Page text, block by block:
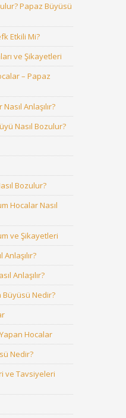
Papaz Büyüsü
Etkili Mi?
ve Şikayetleri
– Papaz
Anlaşılır?
Nasıl Bozulur?
Bozulur?
Hocalar Nasıl
ve Şikayetleri
Anlaşılır?
Büyüsü Nedir?
Hocalar
Nedir?
ve Tavsiyeleri